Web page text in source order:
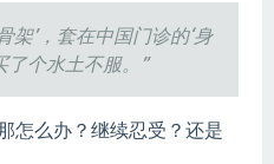
架’，套在中国门诊的‘身
了个水土不服。”
怎么办？继续忍受？还是